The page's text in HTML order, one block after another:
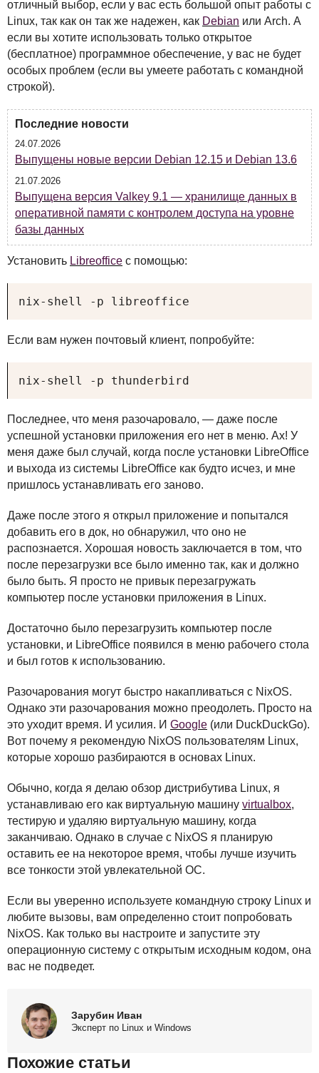
отличный выбор, если у вас есть большой опыт работы с
Linux, так как он так же надежен, как Debian или Arch. А
если вы хотите использовать только открытое
(бесплатное) программное обеспечение, у вас не будет
особых проблем (если вы умеете работать с командной
строкой).
Последние новости
24.07.2026
Выпущены новые версии Debian 12.15 и Debian 13.6
21.07.2026
Выпущена версия Valkey 9.1 — хранилище данных в
оперативной памяти с контролем доступа на уровне
базы данных
Установить Libreoffice с помощью:
nix-shell -p libreoffice
Если вам нужен почтовый клиент, попробуйте:
nix-shell -p thunderbird
Последнее, что меня разочаровало, — даже после
успешной установки приложения его нет в меню. Ах! У
меня даже был случай, когда после установки LibreOffice
и выхода из системы LibreOffice как будто исчез, и мне
пришлось устанавливать его заново.
Даже после этого я открыл приложение и попытался
добавить его в док, но обнаружил, что оно не
распознается. Хорошая новость заключается в том, что
после перезагрузки все было именно так, как и должно
было быть. Я просто не привык перезагружать
компьютер после установки приложения в Linux.
Достаточно было перезагрузить компьютер после
установки, и LibreOffice появился в меню рабочего стола
и был готов к использованию.
Разочарования могут быстро накапливаться с NixOS.
Однако эти разочарования можно преодолеть. Просто на
это уходит время. И усилия. И Google (или DuckDuckGo).
Вот почему я рекомендую NixOS пользователям Linux,
которые хорошо разбираются в основах Linux.
Обычно, когда я делаю обзор дистрибутива Linux, я
устанавливаю его как виртуальную машину virtualbox,
тестирую и удаляю виртуальную машину, когда
заканчиваю. Однако в случае с NixOS я планирую
оставить ее на некоторое время, чтобы лучше изучить
все тонкости этой увлекательной ОС.
Если вы уверенно используете командную строку Linux и
любите вызовы, вам определенно стоит попробовать
NixOS. Как только вы настроите и запустите эту
операционную систему с открытым исходным кодом, она
вас не подведет.
Зарубин Иван
Эксперт по Linux и Windows
Похожие статьи